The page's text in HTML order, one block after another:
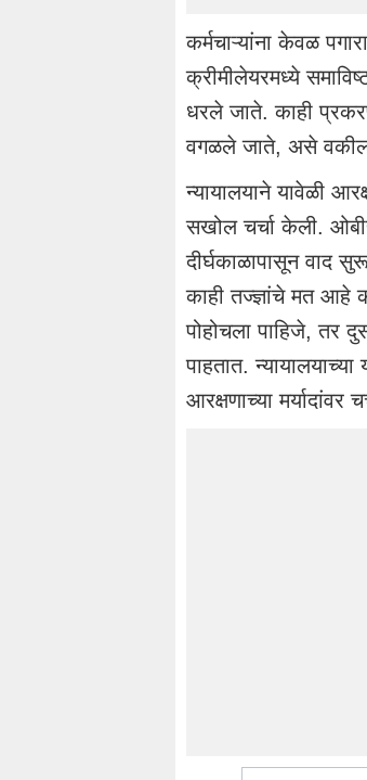
कर्मचाऱ्यांना केवळ
क्रीमीलेयरमध्ये
धरले जाते. काही
वगळले जाते, असे वकील
न्यायालयाने यावेळी
सखोल चर्चा केली.
दीर्घकाळापासून वाद
काही तज्ज्ञांचे मत आहे
पोहोचला पाहिजे, तर
पाहतात.
आरक्षणाच्या मर्यादांवर